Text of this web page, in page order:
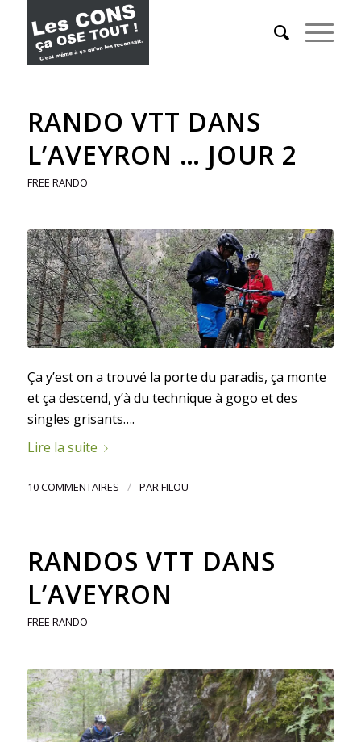
RANDO VTT DANS
L’AVEYRON … JOUR 2
FREE RANDO
Ça y’est on a trouvé la porte du paradis, ça monte
et ça descend, y’à du technique à gogo et des
singles grisants….
Lire la suite
10 COMMENTAIRES / PARFILOU
RANDOS VTT DANS
L’AVEYRON
FREE RANDO